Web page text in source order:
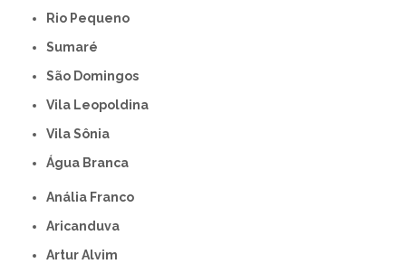
Rio Pequeno
Sumaré
São Domingos
Vila Leopoldina
Vila Sônia
Água Branca
Anália Franco
Aricanduva
Artur Alvim